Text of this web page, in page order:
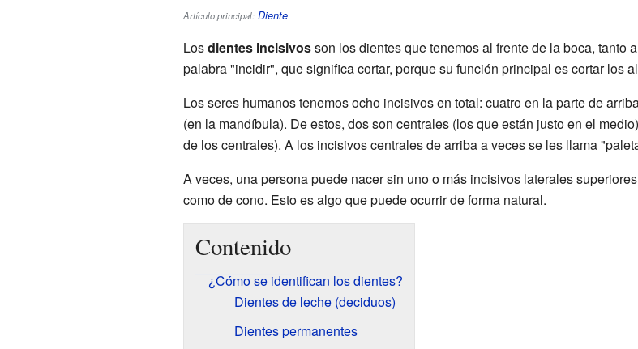
Artículo principal: Diente
Losdientes incisivosson los dientes que tenemos al frente de la boca, tanto
palabra "incidir", que significa cortar, porque su función principal es cortar los
Los seres humanos tenemos ocho incisivos en total: cuatro en la parte de
(en la mandíbula). De estos, dos son centrales (los que están justo en el
de los centrales). A los incisivos centrales de arriba a veces se les llama
A veces, una persona puede nacer sin uno o más incisivos laterales
como de cono. Esto es algo que puede ocurrir de forma natural.
Contenido
¿Cómo se identifican los dientes?
Dientes de leche (deciduos)
Dientes permanentes